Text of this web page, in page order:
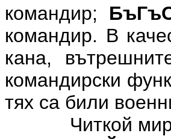
командир;
командир. В
кана,
командирски
тях са били
Читкой